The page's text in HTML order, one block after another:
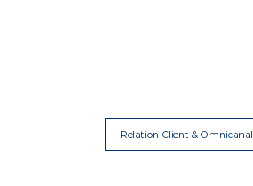
Relation Client & Omnicanal